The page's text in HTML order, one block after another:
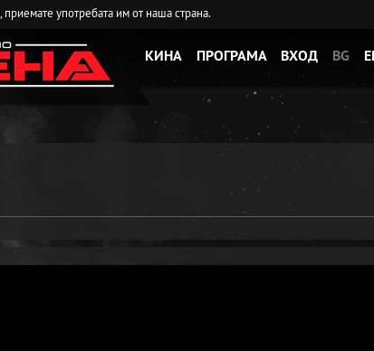
приемате употребата им от наша страна.
КИНА ПРОГРАМА ВХОД BG